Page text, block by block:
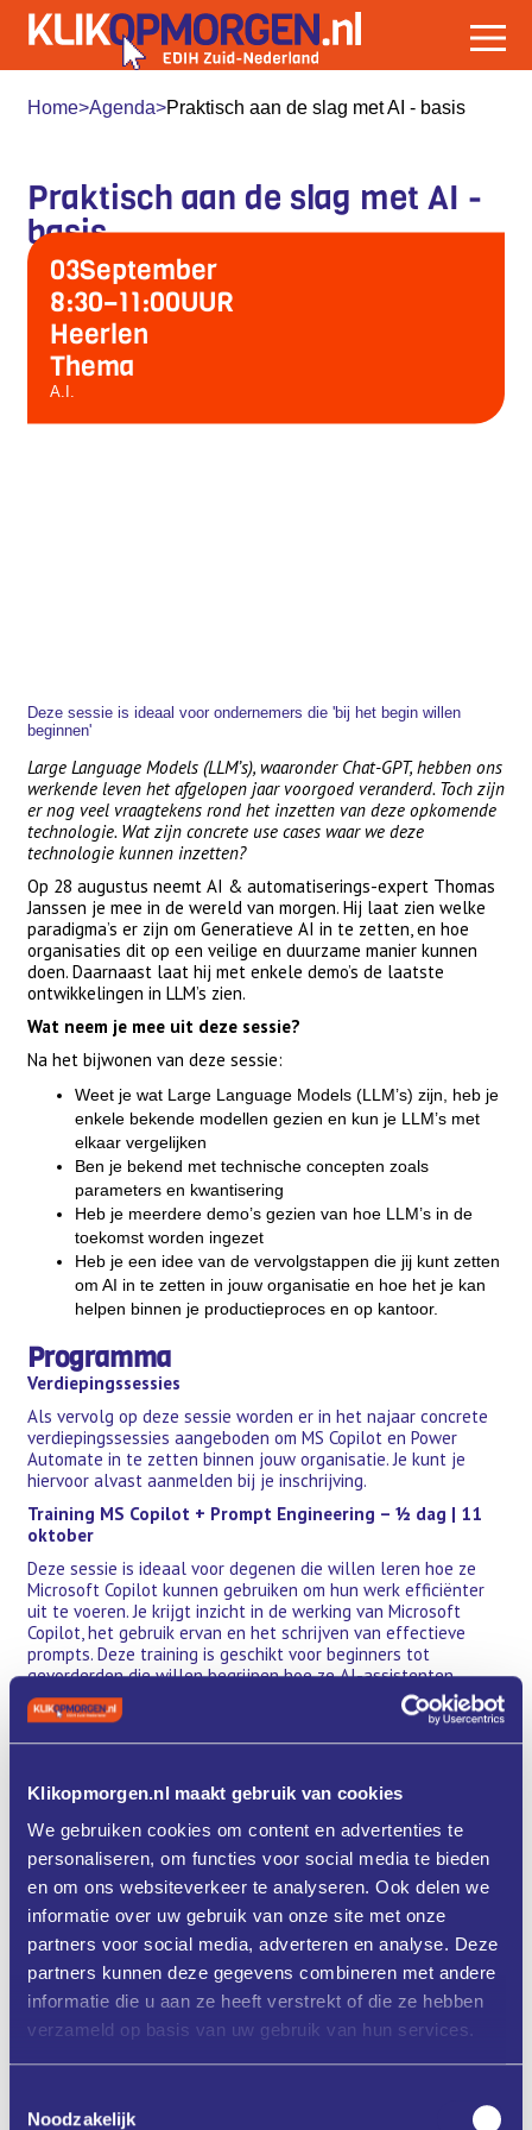
Klikopmorgen.nl maakt gebruik van cookies
We gebruiken cookies om content en advertenties te
personaliseren, om functies voor social media te bieden
en om ons websiteverkeer te analyseren. Ook delen we
informatie over uw gebruik van onze site met onze
partners voor social media, adverteren en analyse. Deze
partners kunnen deze gegevens combineren met andere
informatie die u aan ze heeft verstrekt of die ze hebben
verzameld op basis van uw gebruik van hun services.
Noodzakelijk
Home>Agenda>Praktisch aan de slag met AI - basis
Praktisch aan de slag met AI -
basis
03September
8:30–11:00UUR
Heerlen
Thema
A.I.
Deze sessie is ideaal voor ondernemers die 'bij het begin willen
beginnen'
Large Language Models (LLM’s), waaronder Chat-GPT, hebben ons
werkende leven het afgelopen jaar voorgoed veranderd. Toch zijn
er nog veel vraagtekens rond het inzetten van deze opkomende
technologie. Wat zijn concrete use cases waar we deze
technologie kunnen inzetten?
Op 28 augustus neemt AI & automatiserings-expert Thomas
Janssen je mee in de wereld van morgen. Hij laat zien welke
paradigma’s er zijn om Generatieve AI in te zetten, en hoe
organisaties dit op een veilige en duurzame manier kunnen
doen. Daarnaast laat hij met enkele demo’s de laatste
ontwikkelingen in LLM’s zien.
Wat neem je mee uit deze sessie?
Na het bijwonen van deze sessie:
Weet je wat Large Language Models (LLM’s) zijn, heb je
enkele bekende modellen gezien en kun je LLM’s met
elkaar vergelijken
Ben je bekend met technische concepten zoals
parameters en kwantisering
Heb je meerdere demo’s gezien van hoe LLM’s in de
toekomst worden ingezet
Heb je een idee van de vervolgstappen die jij kunt zetten
om AI in te zetten in jouw organisatie en hoe het je kan
helpen binnen je productieproces en op kantoor.
Programma
Verdiepingssessies
Als vervolg op deze sessie worden er in het najaar concrete
verdiepingssessies aangeboden om MS Copilot en Power
Automate in te zetten binnen jouw organisatie. Je kunt je
hiervoor alvast aanmelden bij je inschrijving.
Training MS Copilot + Prompt Engineering – ½ dag | 11
oktober
Deze sessie is ideaal voor degenen die willen leren hoe ze
Microsoft Copilot kunnen gebruiken om hun werk efficiënter
uit te voeren. Je krijgt inzicht in de werking van Microsoft
Copilot, het gebruik ervan en het schrijven van effectieve
prompts. Deze training is geschikt voor beginners tot
gevorderden die willen begrijpen hoe ze AI-assistenten
kunnen inzetten in hun dagelijkse werkzaamheden.
Training MS Copilot voor O365 - 1 dag | 20 september
365 kunt inzetten om efficiënter te werken binnen het
Microsoft Office-pakket (Excel, Word, Outlook, PowerPoint,
etc.). Deze sessie is perfect voor gebruikers die al ervaring
hebben met Office 365 en willen ontdekken hoe Copilot hun
productiviteit verder kan verhogen.
Let op: voor deze sessie heb je een Copilot voor Office 365-
licentie nodig!
Mis deze unieke kans niet om kennis op te doen over AI en
hoe dit binnen je bedrijf in te zetten.
Ben je verhinderd?
Wel interesse, maar past de datum niet of andere vragen,
stuur dan een mail naar: nicole.kleuskens@liof.nl.